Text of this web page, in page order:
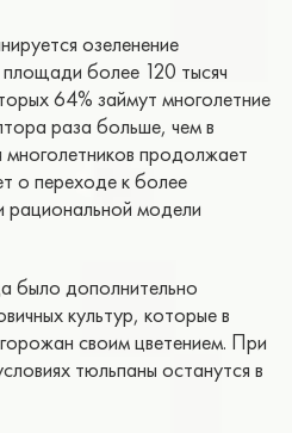
озеленение
более 120 тысяч
64% займут многолетние
раза больше, чем в
продолжает
о переходе к более
рациональной модели
было дополнительно
культур, которые в
своим цветением. При
тюльпаны останутся в